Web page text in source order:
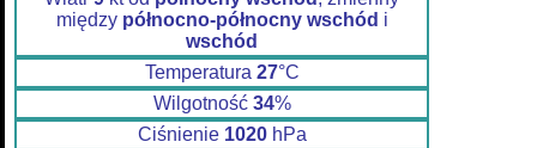
między północno-północny wschód i
wschód
Temperatura 27°C
Wilgotność 34%
Ciśnienie 1020hPa